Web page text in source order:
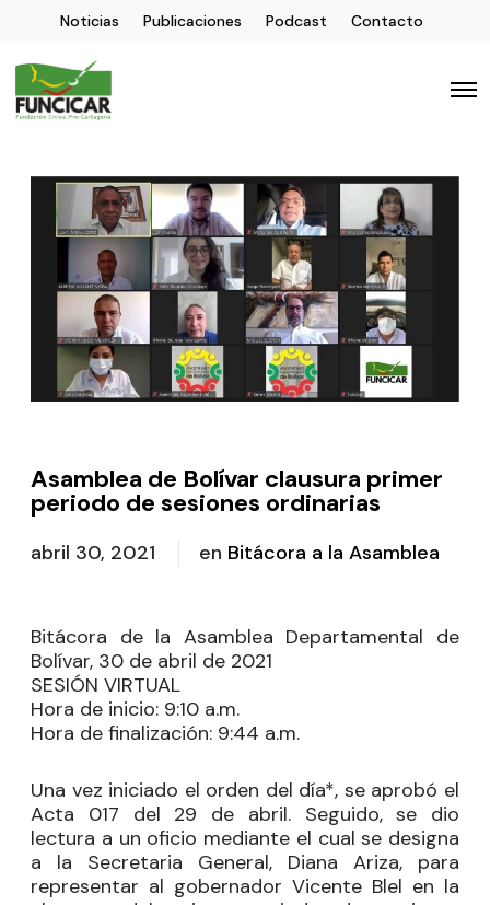
Noticias Publicaciones Podcast Contacto
Asamblea de Bolívar clausura primer
periodo de sesiones ordinarias
abril 30, 2021 en Bitácora a la Asamblea
Bitácora de la Asamblea Departamental de
Bolívar, 30 de abril de 2021
SESIÓN VIRTUAL
Hora de inicio: 9:10 a.m.
Hora de finalización: 9:44 a.m.
Una vez iniciado el orden del día*, se aprobó el
Acta 017 del 29 de abril. Seguido, se dio
lectura a un oficio mediante el cual se designa
a la Secretaria General, Diana Ariza, para
representar al gobernador Vicente Blel en la